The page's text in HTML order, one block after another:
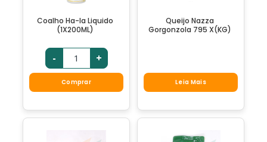
Coalho Ha-la Liquido
(1X200ML)
- +
Comprar
Queijo Nazza
Gorgonzola 795 X(KG)
Leia Mais